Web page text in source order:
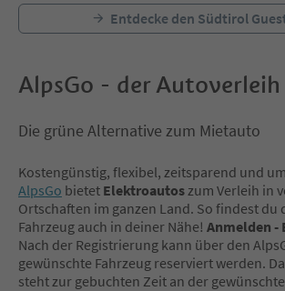
Entdecke den Südtirol
AlpsGo - der Autoverleih
Die grüne Alternative zum Mietauto
Kostengünstig, flexibel, zeitsparend und
AlpsGo bietet Elektroautos zum Verleih in
Ortschaften im ganzen Land. So findest du
Fahrzeug auch in deiner Nähe! Anmelden -
Nach der Registrierung kann über den
gewünschte Fahrzeug reserviert werden.
steht zur gebuchten Zeit an der